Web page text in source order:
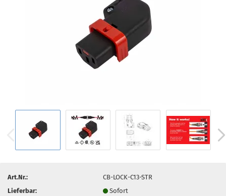
Art.Nr.:
CB-LOCK-C13-STR
Lieferbar:
Sofort